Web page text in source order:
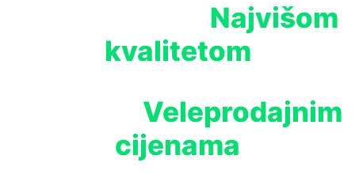
Najvišom
kvalitetom
Veleprodajnim
cijenama